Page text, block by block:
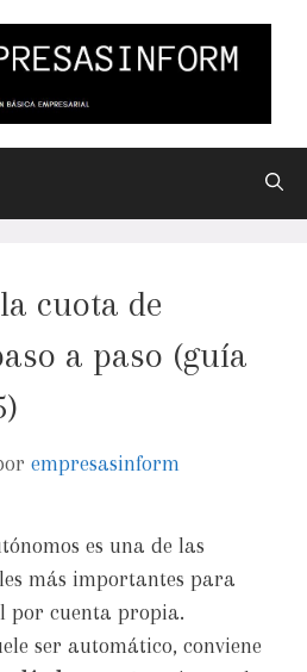
cuota de
a paso (guía
empresasinform
es una de las
más importantes para
por cuenta propia.
ser automático, conviene